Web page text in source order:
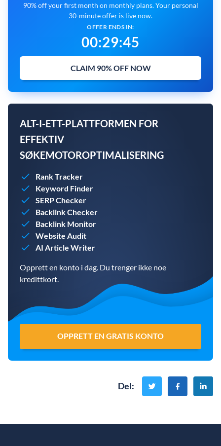
90% off your first month on monthly plans. Your personal
30-minute offer is live now.
OFFER ENDS IN:
00:29:44
CLAIM 90% OFF NOW
ALT-I-ETT-PLATTFORMEN FOR
EFFEKTIV
SØKEMOTOROPTIMALISERING
Rank Tracker
Keyword Finder
SERP Checker
Backlink Checker
Backlink Monitor
Website Audit
AI Article Writer
Opprett en konto i dag. Du trenger ikke noe
kredittkort.
OPPRETT EN GRATIS KONTO
Del: